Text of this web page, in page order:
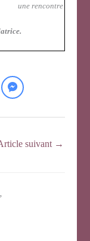
rencontre
suivant →